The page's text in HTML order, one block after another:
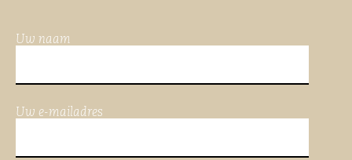
Uw naam
Uw e-mailadres